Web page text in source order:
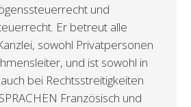
und
Er betreut alle
sowohl Privatpersonen
und ist sowohl in
bei Rechtsstreitigkeiten
Französisch und